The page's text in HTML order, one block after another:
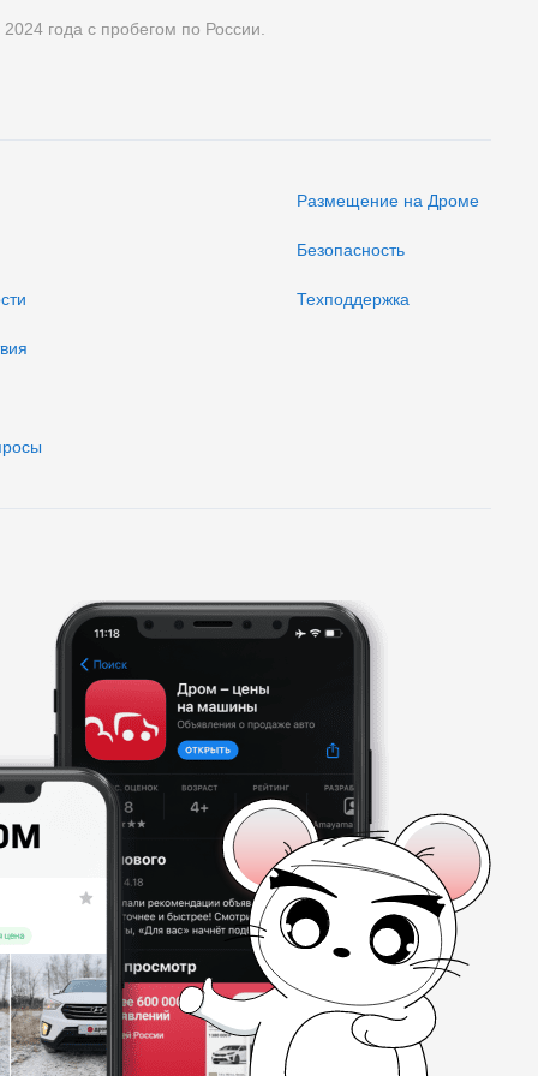
года с пробегом по России.
Размещение на Дроме
Безопасность
Техподдержка